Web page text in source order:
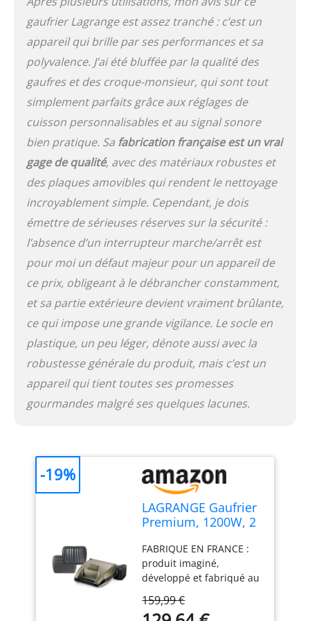
gaufrier Lagrange est assez tranché : c’est un
appareil qui brille par ses performances et sa
polyvalence. J’ai été bluffée par la qualité des
gaufres et des croque-monsieur, qui sont tout
simplement parfaits grâce aux réglages de
cuisson personnalisables et au signal sonore
bien pratique. Sa fabrication française est un vrai
gage de qualité, avec des matériaux robustes et
des plaques amovibles qui rendent le nettoyage
incroyablement simple. Cependant, je dois
émettre de sérieuses réserves sur la sécurité :
l’absence d’un interrupteur marche/arrêt est
pour moi un défaut majeur pour un appareil de
ce prix, obligeant à le débrancher constamment,
et sa partie extérieure devient vraiment brûlante,
ce qui impose une grande vigilance. Le socle en
plastique, un peu léger, dénote aussi avec la
robustesse générale du produit, mais c’est un
appareil qui tient toutes ses promesses
gourmandes malgré ses quelques lacunes.
LAGRANGE Gaufrier
Premium, 1200W, 2
inclus (Gaufre &
Croque Monsieur),
Fabriqué en France,
Réversible sur son
socle, Cuisson
FABRIQUE EN FRANCE :
produit imaginé,
développé et fabriqué au
de la région lyonnaise UN
159,99 €
-19%